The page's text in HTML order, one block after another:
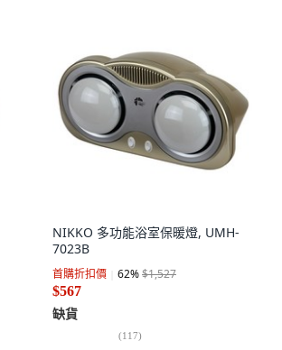
NIKKO 多功能浴室保暖燈, UMH-
7023B
首購折扣價 62%$1,527
$567
缺貨
(117)